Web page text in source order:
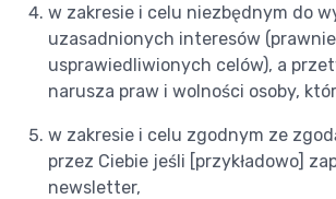
w zakresie i celu niezbędnym do
uzasadnionych interesów (prawnie
usprawiedliwionych celów), a
narusza praw i wolności osoby,
w zakresie i celu zgodnym ze
przez Ciebie jeśli [przykładowo]
newsletter,